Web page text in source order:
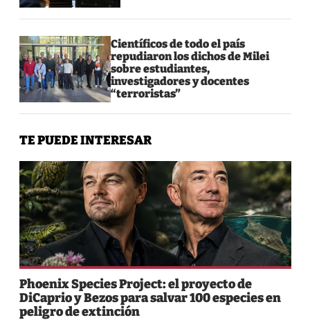
Científicos de todo el país
repudiaron los dichos de Milei
sobre estudiantes,
investigadores y docentes
“terroristas”
TE PUEDE INTERESAR
Phoenix Species Project: el proyecto de
DiCaprio y Bezos para salvar 100 especies en
peligro de extinción